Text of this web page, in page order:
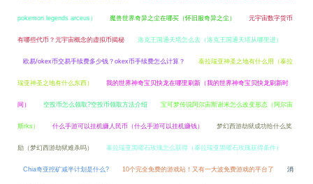
pokemon legends arceus） 魔兽世界奇异之尘在哪买（怀旧服奇异之尘） 元宇宙数字货币
有哪些代币？元宇宙概念的虚拟币揭秘 洛克王国通天塔怎么去（洛克王国通天塔从哪里进）
欧易/okex币交易手续费多少钱？okex币手续费怎么计算？ 泰拉瑞亚神圣之地有什么用（泰拉
瑞亚神圣之地有什么东西） 我的世界神奇宝贝快龙在哪里刷新（我的世界神奇宝贝快龙刷新时
间） 空投币怎么领取?空投币领取方法介绍 宝可梦传说阿尔宙斯谢米怎么改变形态（阿尔宙
斯rks） 什么手游可以挂机赚人民币（什么手游可以挂机赚钱） 梦幻西游劫狱成功给什么奖
励（梦幻西游劫狱难杀吗） 泰拉瑞亚黑曜石玫瑰怎么获得（泰拉瑞亚黑曜石玫瑰获得条件）
Chia奇亚挖矿减半计划是什么? 10个完全免费的游戏站！又有一大波免费游戏的平台了 消